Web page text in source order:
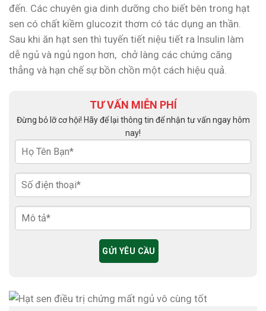
đến. Các chuyên gia dinh dưỡng cho biết bên trong hạt
sen có chất kiềm glucozit thơm có tác dụng an thần.
Sau khi ăn hạt sen thì tuyến tiết niệu tiết ra Insulin làm
dễ ngủ và ngủ ngon hơn, chở làng các chứng căng
thẳng và hạn chế sự bồn chồn một cách hiệu quả.
TƯ VẤN MIỄN PHÍ
Đừng bỏ lỡ cơ hội! Hãy để lại thông tin để nhận tư vấn ngay hôm
nay!